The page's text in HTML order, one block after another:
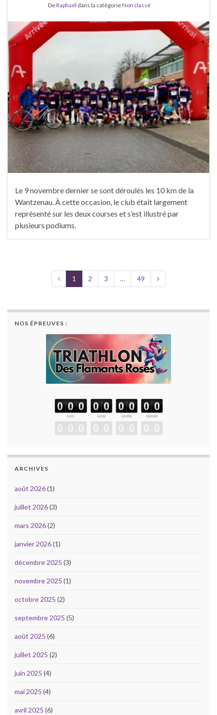
DeRaphaël dans la catégorieNon classé
Le 9 novembre dernier se sont déroulés les 10 km de la
Wantzenau. À cette occasion, le club était largement
représenté sur les deux courses et s’est illustré par
plusieurs podiums.
1 2 3 … 49
NOS ÉPREUVES :
ARCHIVES
août 2026(1)
juillet 2026(3)
mars 2026(2)
janvier 2026(1)
décembre 2025 (3)
novembre 2025 (1)
octobre 2025 (2)
septembre 2025 (5)
août 2025 (6)
juillet 2025 (2)
juin 2025 (4)
mai 2025 (4)
avril 2025 (6)